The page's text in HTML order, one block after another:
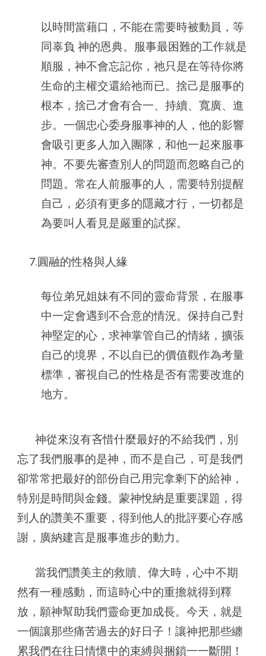
以時間當藉口，不能在需要時被動員，等
同辜負 神的恩典。服事最困難的工作就是
順服，神不會忘記你，祂只是在等待你將
生命的主權交還給祂而已。捨己是服事的
根本，捨己才會有合一、持續、寬廣、進
步。一個忠心委身服事神的人，他的影響
會吸引更多人加入團隊，和他一起來服事
神。不要先審查別人的問題而忽略自己的
問題。常在人前服事的人，需要特別提醒
自己，必須有更多的隱藏才行，一切都是
為要叫人看見是嚴重的試探。
7.圓融的性格與人緣
每位弟兄姐妹有不同的靈命背景，在服事
中一定會遇到不合意的情況。保持自己對
神堅定的心，求神掌管自己的情緒，擴張
自己的境界，不以自已的價值觀作為考量
標準，審視自己的性格是否有需要改進的
地方。
神從來沒有吝惜什麼最好的不給我們，別
忘了我們服事的是神，而不是自己，可是我們
卻常常把最好的部份自己用完拿剩下的給神，
特別是時間與金錢。蒙神悅納是重要課題，得
到人的讚美不重要，得到他人的批評要心存感
謝，廣納建言是服事進步的動力。
當我們讚美主的救贖、偉大時，心中不期
然有一種感動，而這時心中的重擔就得到釋
放，願神幫助我們靈命更加成長。今天，就是
一個讓那些痛苦過去的好日子！讓神把那些纏
累我們在往日情懷中的束縛與捆鎖一一斷開！